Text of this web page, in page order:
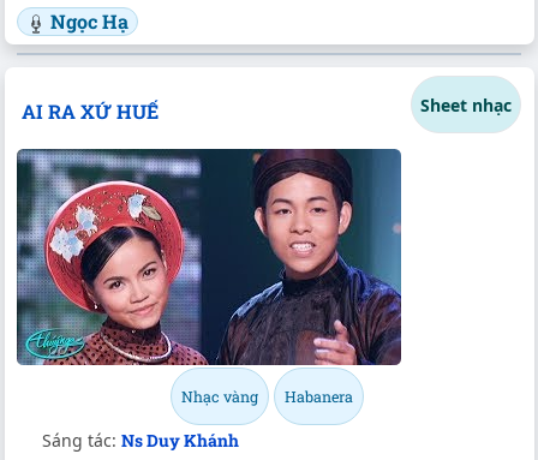
Ngọc Hạ
AI RA XỨ HUẾ Sheet nhạc
Nhạc vàng Habanera
Sáng tác: Ns Duy Khánh